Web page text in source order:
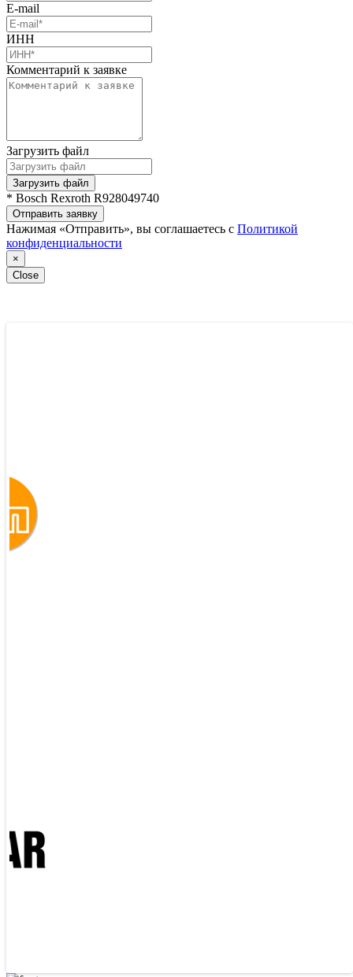
E-mail
ИНН
Комментарий к заявке
Загрузить файл
Загрузить файл
* Bosch Rexroth R928049740
Отправить заявку
Нажимая «Отправить», вы соглашаетесь с Политикой
конфиденциальности
×
Close